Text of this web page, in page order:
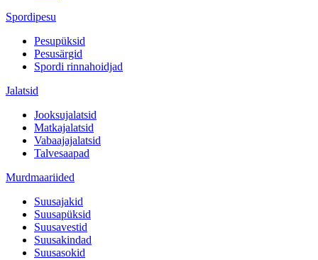
Spordipesu
Pesupüksid
Pesusärgid
Spordi rinnahoidjad
Jalatsid
Jooksujalatsid
Matkajalatsid
Vabaajajalatsid
Talvesaapad
Murdmaariided
Suusajakid
Suusapüksid
Suusavestid
Suusakindad
Suusasokid